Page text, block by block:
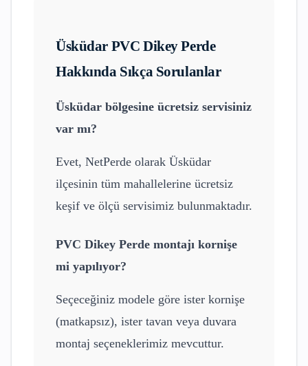
Üsküdar PVC Dikey Perde
Hakkında Sıkça Sorulanlar
Üsküdar bölgesine ücretsiz servisiniz
var mı?
Evet, NetPerde olarak Üsküdar
ilçesinin tüm mahallelerine ücretsiz
keşif ve ölçü servisimiz bulunmaktadır.
PVC Dikey Perde montajı kornişe
mi yapılıyor?
Seçeceğiniz modele göre ister kornişe
(matkapsız), ister tavan veya duvara
montaj seçeneklerimiz mevcuttur.